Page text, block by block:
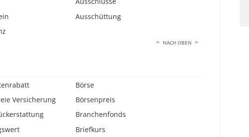
Ausschüttung
NACH OBEN
Versicherung
Börse
Börsenpreis
Branchenfonds
Briefkurs